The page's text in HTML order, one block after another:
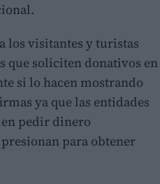
los visitantes y turistas
que soliciten donativos en
si lo hacen mostrando
ya que las entidades
pedir dinero
para obtener